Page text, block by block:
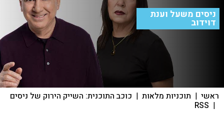
ניסים משעל וענת
דוידוב
ראשי | תוכניות מלאות | כוכב התוכנית: השייק הירוק של ניסים
|
RSS